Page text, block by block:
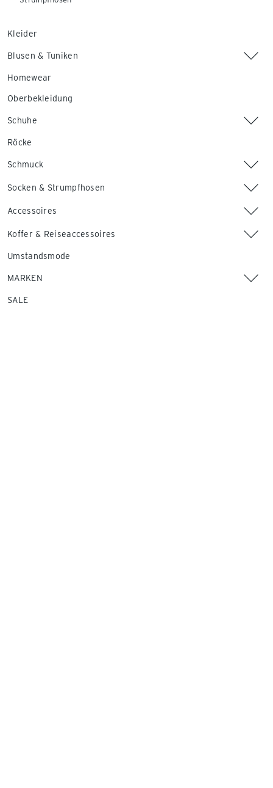
Kleider
Blusen & Tuniken
Homewear
Oberbekleidung
Schuhe
Röcke
Schmuck
Socken & Strumpfhosen
Accessoires
Koffer & Reiseaccessoires
Umstandsmode
MARKEN
SALE